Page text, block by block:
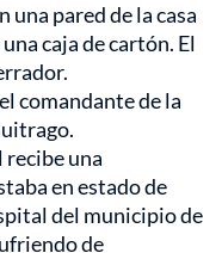
una pared de la casa
caja de cartón. El
comandante de la
recibe una
en estado de
del municipio de
de